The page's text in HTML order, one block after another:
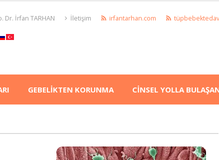
Dr. İrfan TARHAN İletişim irfantarhan.com
GEBELİKTEN KORUNMA CİNSEL YOLLA